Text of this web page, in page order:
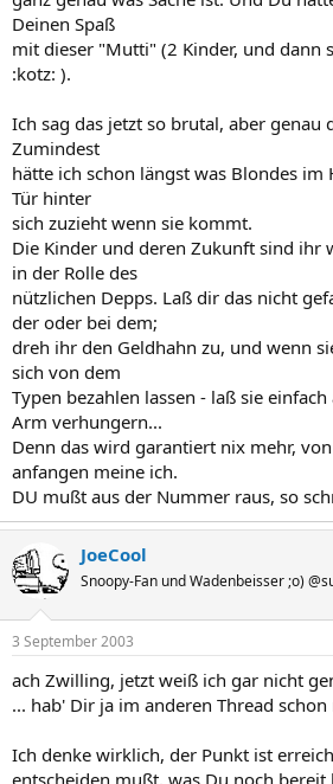
Deinen Spaß
mit dieser "Mutti" (2 Kinder, und dann
:kotz: ).
Ich sag das jetzt so brutal, aber genau
Zumindest
hätte ich schon längst was Blondes im
Tür hinter
sich zuzieht wenn sie kommt.
Die Kinder und deren Zukunft sind ihr
in der Rolle des
nützlichen Depps. Laß dir das nicht
der oder bei dem;
dreh ihr den Geldhahn zu, und wenn
sich von dem
Typen bezahlen lassen - laß sie
Arm verhungern...
Denn das wird garantiert nix mehr,
anfangen meine ich.
DU mußt aus der Nummer raus, so
JoeCool
Snoopy-Fan und Wadenbeisser ;o)
3 September 2003
ach Zwilling, jetzt weiß ich gar nicht
... hab' Dir ja im anderen Thread
Ich denke wirklich, der Punkt ist
entscheiden mußt, was Du noch bereit